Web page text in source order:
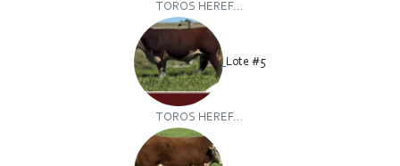
TOROS HEREF...
Lote #5
TOROS HEREF...